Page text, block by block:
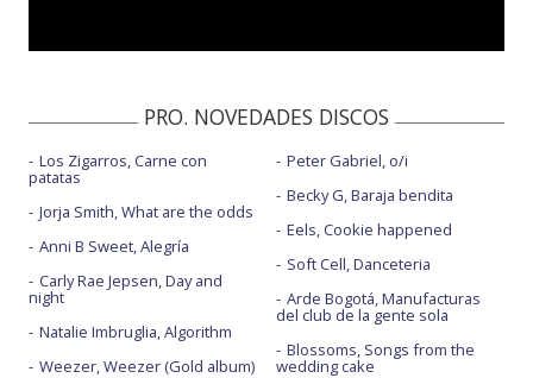
PRO. NOVEDADES DISCOS
Los Zigarros, Carne con
patatas
Jorja Smith, What are the odds
Anni B Sweet, Alegría
Carly Rae Jepsen, Day and
night
Natalie Imbruglia, Algorithm
Weezer, Weezer (Gold album)
Peter Gabriel, o/i
Becky G, Baraja bendita
Eels, Cookie happened
Soft Cell, Danceteria
Arde Bogotá, Manufacturas
del club de la gente sola
Blossoms, Songs from the
wedding cake